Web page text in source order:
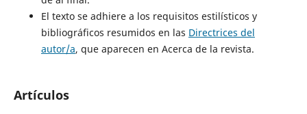
El texto se adhiere a los requisitos estilísticos y
bibliográficos resumidos en las Directrices del
autor/a, que aparecen en Acerca de la revista.
Artículos